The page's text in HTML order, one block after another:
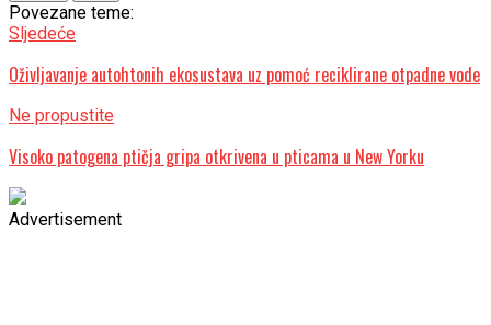
Povezane teme:
Sljedeće
Oživljavanje autohtonih ekosustava uz pomoć reciklirane otpadne vode
Ne propustite
Visoko patogena ptičja gripa otkrivena u pticama u New Yorku
Advertisement